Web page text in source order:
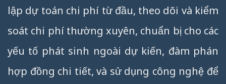
lập dự toán chi phí từ đầu, theo dõi và kiểm
soát chi phí thường xuyên, chuẩn bị cho các
yếu tố phát sinh ngoài dự kiến, đàm phán
hợp đồng chi tiết, và sử dụng công nghệ để